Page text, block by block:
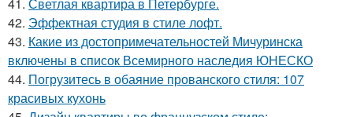
42. Эффектная студия в стиле лофт.
43. Какие из достопримечательностей Мичуринска
включены в список Всемирного наследия ЮНЕСКО
44. Погрузитесь в обаяние прованского стиля: 107
красивых кухонь